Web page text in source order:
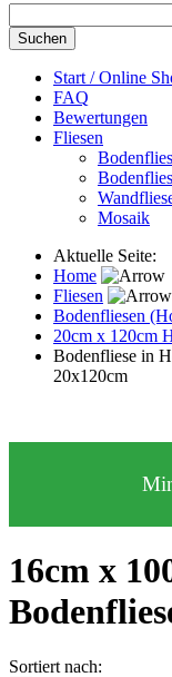
Start / Online
FAQ
Bewertungen
Fliesen
Mosaik
Aktuelle Seite:
Home
Fliesen
Bodenfliesen
20cm x 120cm
Bodenfliese in
20x120cm
16cm x
Sortiert nach: